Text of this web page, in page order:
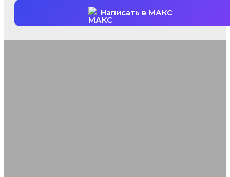
Написать в МАКС